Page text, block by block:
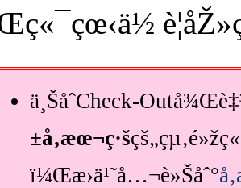
ä¸ŠåˆCheck-
±å‚æœ¬ç·š
ï¼Œæ›ä¹˜å…¬è»Šåˆ°